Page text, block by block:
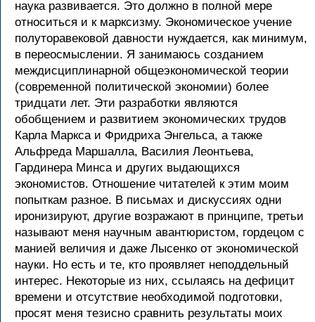
наука развивается. Это должно в полной мере
относиться и к марксизму. Экономическое учение
полуторавековой давности нуждается, как минимум,
в переосмыслении. Я занимаюсь созданием
междисциплинарной общеэкономической теории
(современной политической экономии) более
тридцати лет. Эти разработки являются
обобщением и развитием экономических трудов
Карла Маркса и Фридриха Энгельса, а также
Альфреда Маршалла, Василия Леонтьева,
Гардинера Минса и других выдающихся
экономистов. Отношение читателей к этим моим
попыткам разное. В письмах и дискуссиях одни
иронизируют, другие возражают в принципе, третьи
называют меня научным авантюристом, гордецом с
манией величия и даже Лысенко от экономической
науки. Но есть и те, кто проявляет неподдельный
интерес. Некоторые из них, ссылаясь на дефицит
времени и отсутствие необходимой подготовки,
просят меня тезисно сравнить результаты моих